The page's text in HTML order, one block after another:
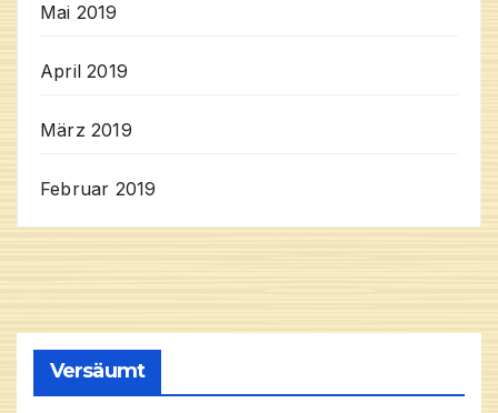
Mai 2019
April 2019
März 2019
Februar 2019
Versäumt